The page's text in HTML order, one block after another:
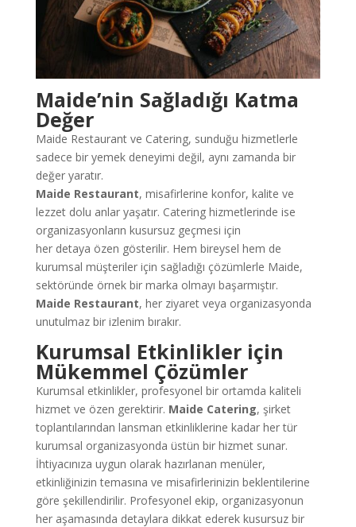
Maide’nin Sağladığı Katma
Değer
Maide Restaurant ve Catering, sunduğu hizmetlerle
sadece bir yemek deneyimi değil, aynı zamanda bir
değer yaratır.
Maide Restaurant, misafirlerine konfor, kalite ve
lezzet dolu anlar yaşatır. Catering hizmetlerinde ise
organizasyonların kusursuz geçmesi için
her detaya özen gösterilir. Hem bireysel hem de
kurumsal müşteriler için sağladığı çözümlerle Maide,
sektöründe örnek bir marka olmayı başarmıştır.
Maide Restaurant, her ziyaret veya organizasyonda
unutulmaz bir izlenim bırakır.
Kurumsal Etkinlikler için
Mükemmel Çözümler
Kurumsal etkinlikler, profesyonel bir ortamda kaliteli
hizmet ve özen gerektirir. Maide Catering, şirket
toplantılarından lansman etkinliklerine kadar her tür
kurumsal organizasyonda üstün bir hizmet sunar.
İhtiyacınıza uygun olarak hazırlanan menüler,
etkinliğinizin temasına ve misafirlerinizin beklentilerine
göre şekillendirilir. Profesyonel ekip, organizasyonun
her aşamasında detaylara dikkat ederek kusursuz bir